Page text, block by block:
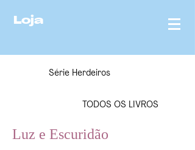
Loja
Série Herdeiros
TODOS OS LIVROS
Luz e Escuridão